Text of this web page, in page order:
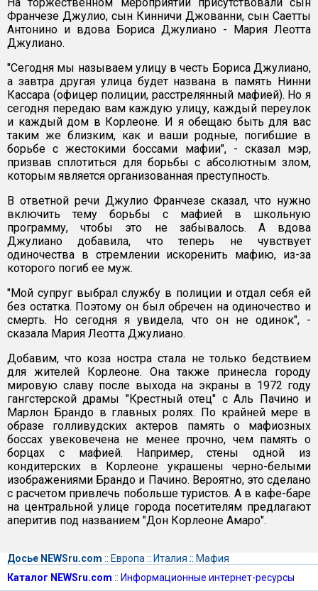
Франчезе Джулио, сын Кинничи Джованни, сын Саетты
Антонино и вдова Бориса Джулиано - Мария Леотта
Джулиано.
"Сегодня мы называем улицу в честь Бориса Джулиано,
а завтра другая улица будет названа в память Нинни
Кассара (офицер полиции, расстрелянный мафией). Но я
сегодня передаю вам каждую улицу, каждый переулок
и каждый дом в Корлеоне. И я обещаю быть для вас
таким же близким, как и ваши родные, погибшие в
борьбе с жестокими боссами мафии", - сказал мэр,
призвав сплотиться для борьбы с абсолютным злом,
которым является организованная преступность.
В ответной речи Джулио Франчезе сказал, что нужно
включить тему борьбы с мафией в школьную
программу, чтобы это не забывалось. А вдова
Джулиано добавила, что теперь не чувствует
одиночества в стремлении искоренить мафию, из-за
которого погиб ее муж.
"Мой супруг выбрал службу в полиции и отдал себя ей
без остатка. Поэтому он был обречен на одиночество и
смерть. Но сегодня я увидела, что он не одинок", -
сказала Мария Леотта Джулиано.
Добавим, что коза ностра стала не только бедствием
для жителей Корлеоне. Она также принесла городу
мировую славу после выхода на экраны в 1972 году
гангстерской драмы "Крестный отец" с Аль Пачино и
Марлон Брандо в главных ролях. По крайней мере в
образе голливудских актеров память о мафиозных
боссах увековечена не менее прочно, чем память о
борцах с мафией. Например, стены одной из
кондитерских в Корлеоне украшены черно-белыми
изображениями Брандо и Пачино. Вероятно, это сделано
с расчетом привлечь побольше туристов. А в кафе-баре
на центральной улице города посетителям предлагают
аперитив под названием "Дон Корлеоне Амаро".
Досье NEWSru.com :: Европа :: Италия :: Мафия
Каталог NEWSru.com :: Информационные интернет-ресурсы